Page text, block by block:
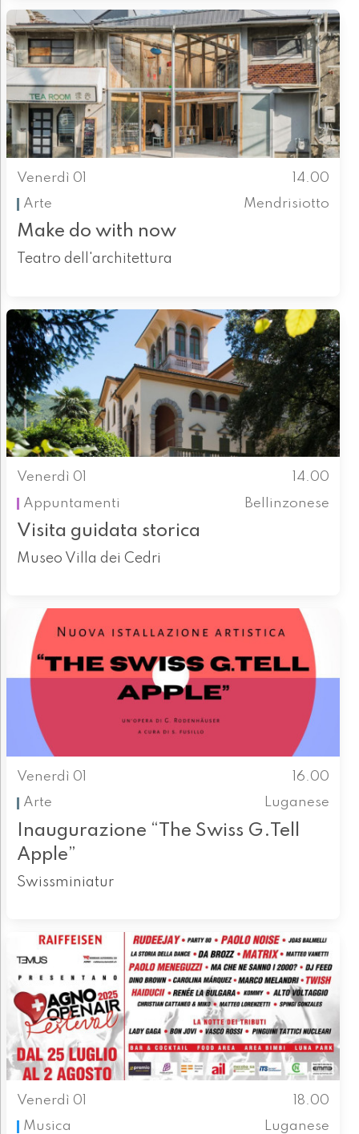
Venerdì 01
14.00
Arte
Mendrisiotto
Make do with now
Teatro dell'architettura
Venerdì 01
14.00
Appuntamenti
Bellinzonese
Visita guidata storica
Museo Villa dei Cedri
Venerdì 01
16.00
Arte
Luganese
Inaugurazione “The Swiss G.Tell
Apple”
Swissminiatur
Venerdì 01
18.00
Musica
Luganese